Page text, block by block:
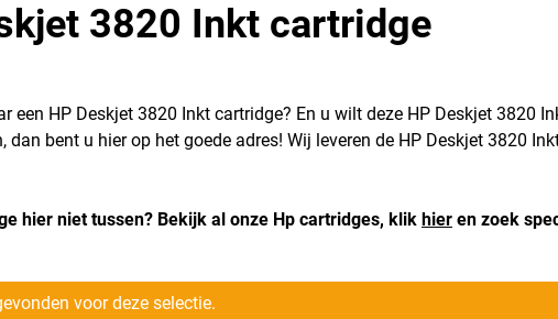
3820 Inkt cartridge
een HP Deskjet 3820 Inkt cartridge? En u wilt deze HP Deskjet 3820
dan bent u hier op het goede adres! Wij leveren de HP Deskjet 3820
hier niet tussen? Bekijk al onze Hp cartridges, klik hier en zoek
voor deze selectie.